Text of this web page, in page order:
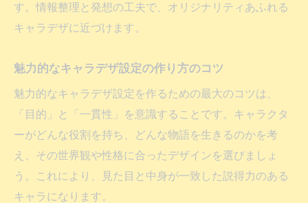
す。情報整理と発想の工夫で、オリジナリティあふれる
キャラデザに近づけます。
魅力的なキャラデザ設定の作り方のコツ
魅力的なキャラデザ設定を作るための最大のコツは、
「目的」と「一貫性」を意識することです。キャラクタ
ーがどんな役割を持ち、どんな物語を生きるのかを考
え、その世界観や性格に合ったデザインを選びましょ
う。これにより、見た目と中身が一致した説得力のある
キャラになります。